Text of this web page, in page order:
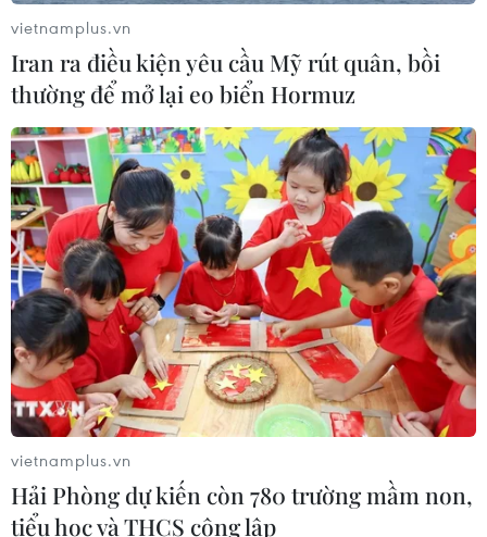
Gia Lai xác thực 99,8% dữ liệu bảo
hiểm
01/08/2026 07:05
Bộ Y tế : Trên 22% người trưởng
thành thiếu vận động thể lực
31/07/2026 04:10
TP Hồ Chí Minh đồng hành để trẻ
mắc bệnh hiểm nghèo không lỡ cơ
hội học tập và điều trị
30/07/2026 13:53
Xem thêm
vietnamplus.vn
Iran ra điều kiện yêu cầu Mỹ rút quân, bồi
thường để mở lại eo biển Hormuz
vietnamplus.vn
Hải Phòng dự kiến còn 780 trường mầm non,
tiểu học và THCS công lập